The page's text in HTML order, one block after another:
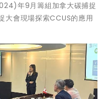
年9月籌組加拿大碳捕捉
大會現場探索CCUS的應用